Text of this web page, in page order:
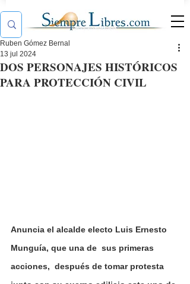
DOS PERSONAJES HISTÓRICOS
PARA PROTECCIÓN CIVIL
Ruben Gómez Bernal
13 jul 2024
Anuncia el alcalde electo Luis Ernesto
Munguía, que una de  sus primeras
acciones,  después de tomar protesta